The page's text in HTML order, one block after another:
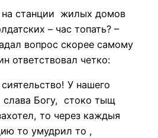
на станции жилых домов
– час топать? –
вопрос скорее самому
ответствовал четко:
У нашего
слава Богу, стоко тыщ
то через каждыя
то умудрил то ,